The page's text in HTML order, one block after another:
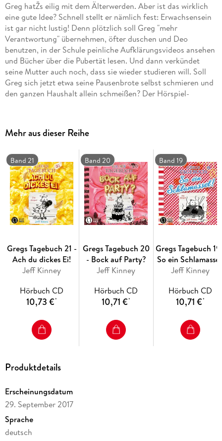
Greg hatŽs eilig mit dem Älterwerden. Aber ist das wirklich
eine gute Idee? Schnell stellt er nämlich fest: Erwachsensein
ist gar nicht lustig! Denn plötzlich soll Greg "mehr
Verantwortung" übernehmen, öfter duschen und Deo
benutzen, in der Schule peinliche Aufklärungsvideos ansehen
und Bücher über die Pubertät lesen. Und dann verkündet
seine Mutter auch noch, dass sie wieder studieren will. Soll
Greg sich jetzt etwa seine Pausenbrote selbst schmieren und
den ganzen Haushalt allein schmeißen? Der Hörspiel-
Mehr aus dieser Reihe
Band 21
Gregs Tagebuch 21 -
Ach du dickes Ei!
Jeff Kinney
Hörbuch CD
10,73 €*
Band 20
Gregs Tagebuch 20
- Bock auf Party?
Jeff Kinney
Hörbuch CD
10,71 €*
Band 19
Gregs Tagebuch
So ein
Jeff Kinney
Hörbuch CD
10,71 €*
Produktdetails
Erscheinungsdatum
29. September 2017
Sprache
deutsch